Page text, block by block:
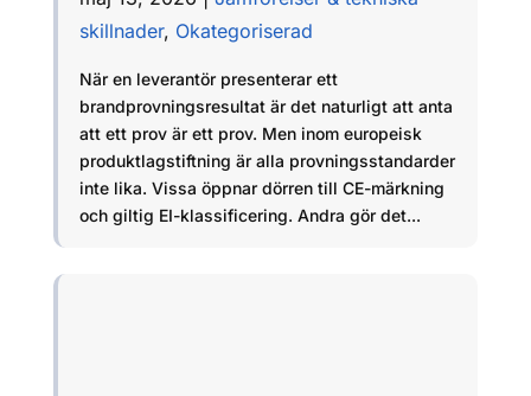
skillnader, Okategoriserad
När en leverantör presenterar ett
brandprovningsresultat är det naturligt att anta
att ett prov är ett prov. Men inom europeisk
produktlagstiftning är alla provningsstandarder
inte lika. Vissa öppnar dörren till CE-märkning
och giltig EI-klassificering. Andra gör det...